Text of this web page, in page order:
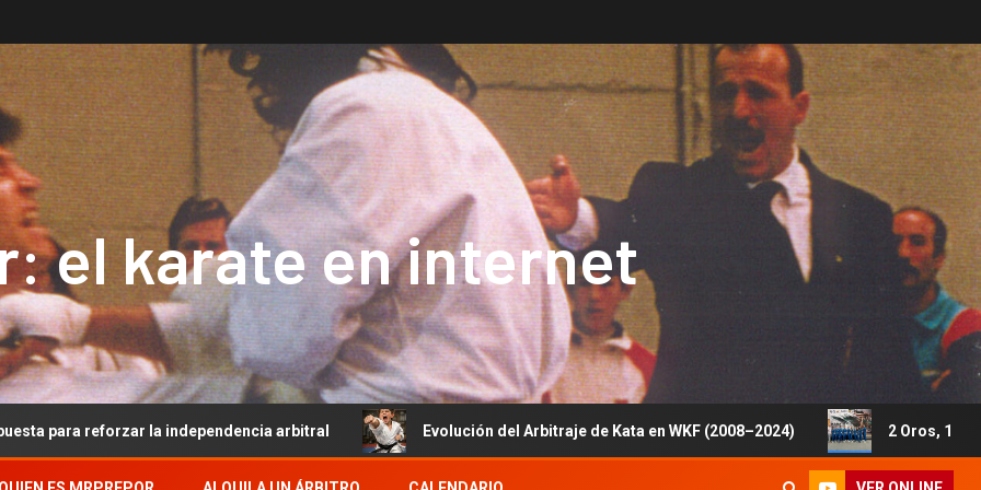
el karate en internet
la independencia arbitral Evolución del Arbitraje de Kata en WKF (2008–2024) 2 Oros, 1 Plata y 5